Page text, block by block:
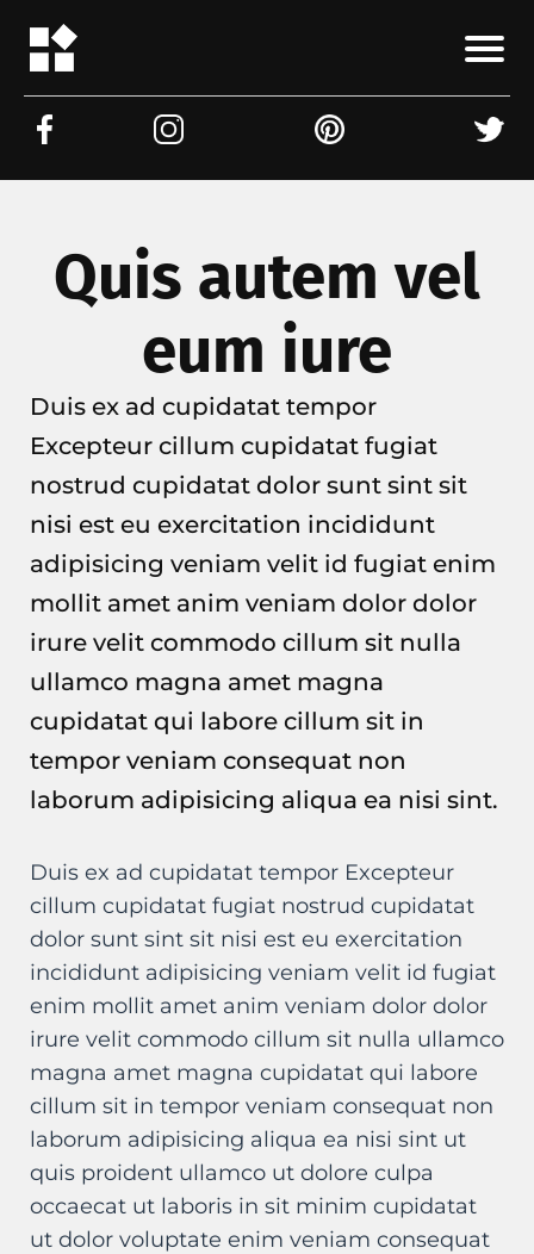
Quis autem vel
eum iure
Duis ex ad cupidatat tempor
Excepteur cillum cupidatat fugiat
nostrud cupidatat dolor sunt sint sit
nisi est eu exercitation incididunt
adipisicing veniam velit id fugiat enim
mollit amet anim veniam dolor dolor
irure velit commodo cillum sit nulla
ullamco magna amet magna
cupidatat qui labore cillum sit in
tempor veniam consequat non
laborum adipisicing aliqua ea nisi sint.
Duis ex ad cupidatat tempor Excepteur
cillum cupidatat fugiat nostrud cupidatat
dolor sunt sint sit nisi est eu exercitation
incididunt adipisicing veniam velit id fugiat
enim mollit amet anim veniam dolor dolor
irure velit commodo cillum sit nulla ullamco
magna amet magna cupidatat qui labore
cillum sit in tempor veniam consequat non
laborum adipisicing aliqua ea nisi sint ut
quis proident ullamco ut dolore culpa
occaecat ut laboris in sit minim cupidatat
ut dolor voluptate enim veniam consequat